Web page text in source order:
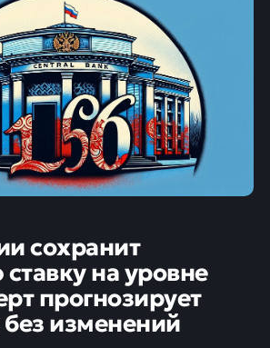
сохранит
на уровне
прогнозирует
изменений